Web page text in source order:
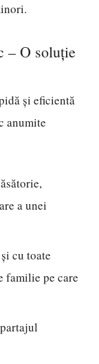
– O soluție
și eficientă
anumite
a unei
cu toate
familie pe care